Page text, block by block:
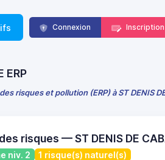
Connexion Inscription
ERP
risques et pollution (ERP) à ST DENIS
risques — ST DENIS DE
niv. 2
1 risque(s) naturel(s)